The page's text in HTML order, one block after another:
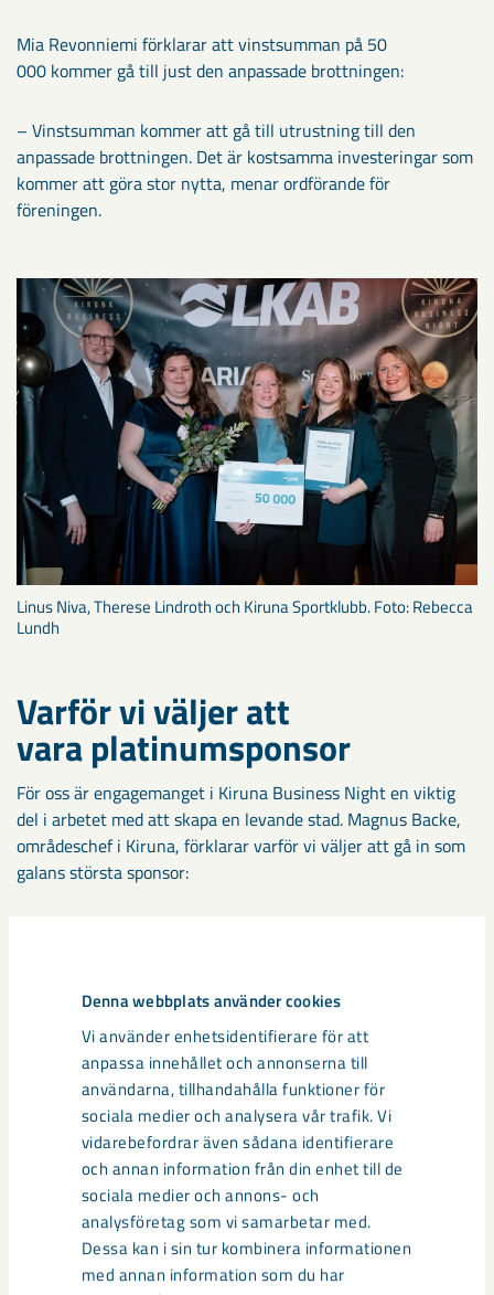
Denna webbplats använder cookies
Vi använder enhetsidentifierare för att
anpassa innehållet och annonserna till
användarna, tillhandahålla funktioner för
sociala medier och analysera vår trafik. Vi
vidarebefordrar även sådana identifierare
och annan information från din enhet till de
sociala medier och annons- och
analysföretag som vi samarbetar med.
Dessa kan i sin tur kombinera informationen
med annan information som du har
Mia Revonniemi förklarar att vinstsumman på 50
000 kommer gå till just den anpassade brottningen:
– Vinstsumman kommer att gå till utrustning till den
anpassade brottningen. Det är kostsamma investeringar som
kommer att göra stor nytta, menar ordförande för
föreningen.
Linus Niva, Therese Lindroth och Kiruna Sportklubb. Foto: Rebecca
Lundh
Varför vi väljer att
vara platinumsponsor
För oss är engagemanget i Kiruna Business Night en viktig
del i arbetet med att skapa en levande stad. Magnus Backe,
områdeschef i Kiruna, förklarar varför vi väljer att gå in som
galans största sponsor:
fungerande näringsliv, så att människor kan bo och verka
här, säger Magnus Backe.
Han betonar att galan är en avgörande plattform för att
knyta kontakter och bygga samarbeten över
branschgränserna.
– Det ger oss en plattform för att nätverka med andra
företag och skapa en gemenskap mellan olika aktörer där vi
kan växa tillsammans. Genom långsiktigt ansvar och
samverkan bygger vi en hållbar framtid för alla.